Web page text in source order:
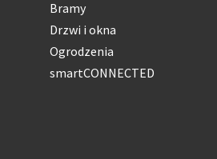
Bramy
Drzwi i okna
Ogrodzenia
smartCONNECTED